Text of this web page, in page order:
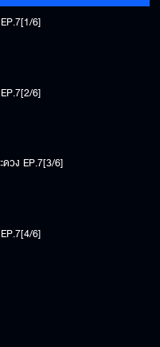
6]
6]
วง EP.7[3/6]
6]